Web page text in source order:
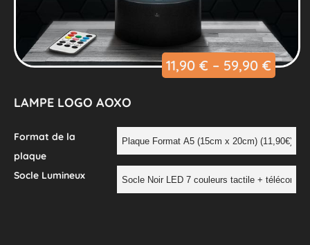
11,90 € – 59,90 €
LAMPE LOGO AOXO
Format de la
plaque
Socle Lumineux